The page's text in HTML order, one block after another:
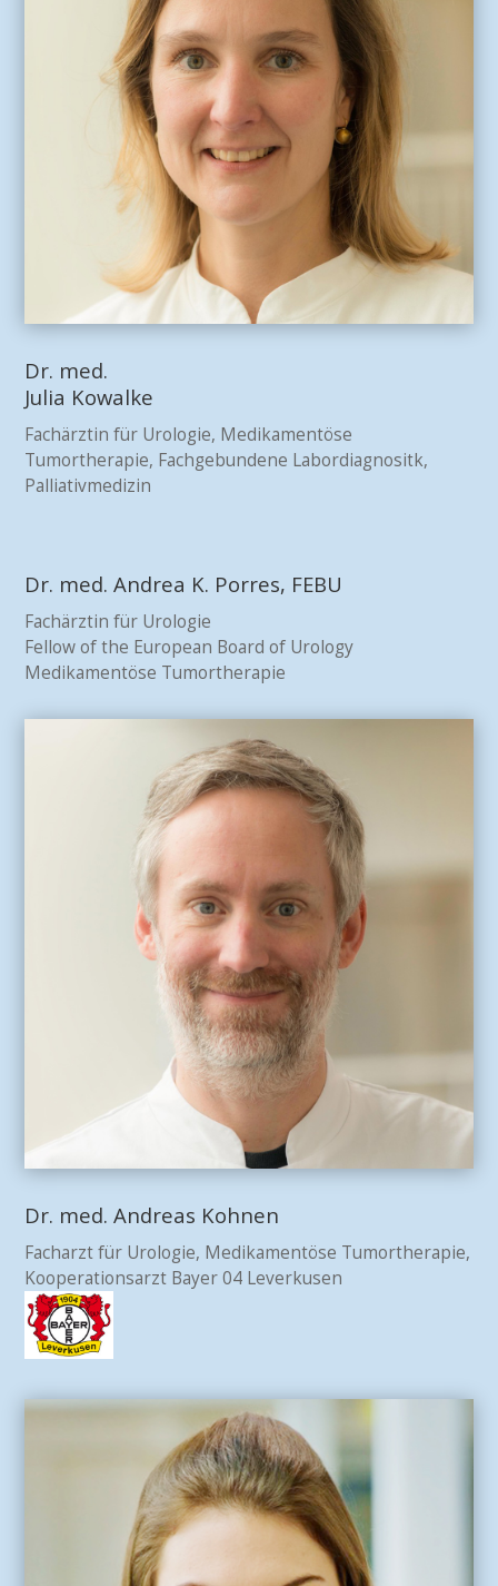
Dr. med.
Julia Kowalke
Fachärztin für Urologie, Medikamentöse
Tumortherapie, Fachgebundene Labordiagnositk,
Palliativmedizin
Dr. med. Andrea K. Porres, FEBU
Fachärztin für Urologie
Fellow of the European Board of Urology
Medikamentöse Tumortherapie
Dr. med. Andreas Kohnen
Facharzt für Urologie, Medikamentöse Tumortherapie,
Kooperationsarzt Bayer 04 Leverkusen